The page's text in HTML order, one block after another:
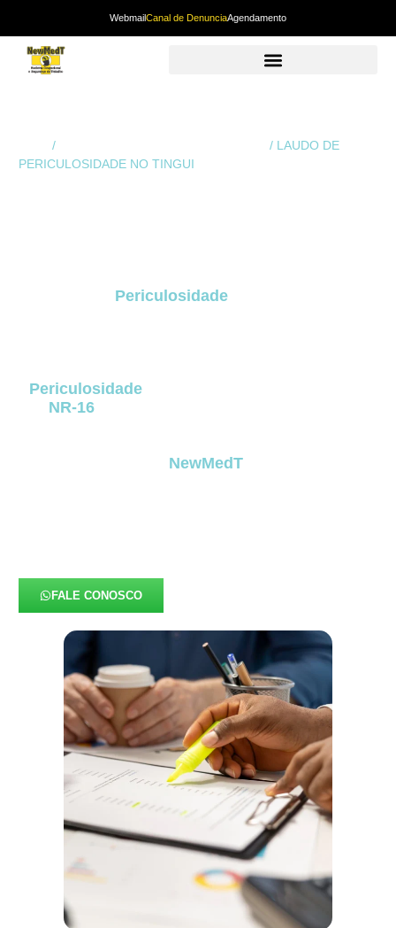
WebmailCanal de DenunciaAgendamento
/
/ LAUDO DE
PERICULOSIDADE NO TINGUI
Periculosidadeno Tingui
Periculosidade
NR-16
NewMedT, tratamos esse
FALE CONOSCO